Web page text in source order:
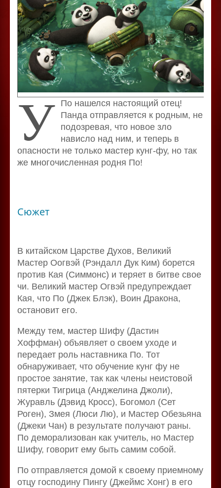
У
По нашелся настоящий отец!
Панда отправляется к родным, не
подозревая, что новое зло
нависло над ним, и теперь в
опасности не только мастер кунг-фу, но так
же многочисленная родня По!
Сюжет
В китайском Царстве Духов, Великий
Мастер Оогвэй (Рэндалл Дук Ким) борется
против Кая (Симмонс) и теряет в битве свое
чи. Великий мастер Огвэй предупреждает
Кая, что По (Джек Блэк), Воин Дракона,
остановит его.
Между тем, мастер Шифу (Дастин
Хоффман) объявляет о своем уходе и
передает роль наставника По. Тот
обнаруживает, что обучение кунг фу не
простое занятие, так как члены неистовой
пятерки Тигрица (Анджелина Джоли),
Журавль (Дэвид Кросс), Богомол (Сет
Роген), Змея (Люси Лю), и Мастер Обезьяна
(Джеки Чан) в результате получают раны.
По деморализован как учитель, но Мастер
Шифу, говорит ему быть самим собой.
По отправляется домой к своему приемному
отцу господину Пингу (Джеймс Хонг) в его